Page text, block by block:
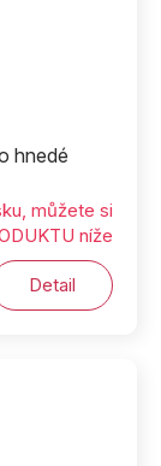
hnedé
můžete si
níže
Detail